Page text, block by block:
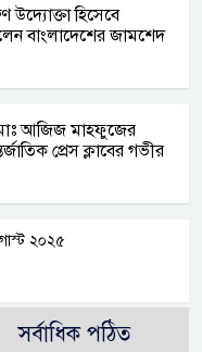
উদ্যোক্তা হিসেবে
বাংলাদেশের জামশেদ
আজিজ মাহফুজের
প্রেস ক্লাবের গভীর
২০২৫
সর্বাধিক পঠিত